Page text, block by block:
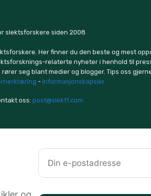
slektsforskere siden 2008
Her finner du den beste og mest
relaterte nyheter i henhold til
seg blant medier og blogger. Tips oss
-Informasjonskapsler
oss: post@slekt1.com